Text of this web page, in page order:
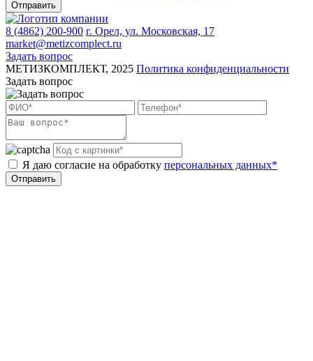
Отправить
8 (4862) 200-900 г. Орел, ул. Московская, 17
market@metizcomplect.ru
Задать вопрос
МЕТИЗКОМПЛЕКТ, 2025 Политика конфиденциальности
Задать вопрос
Я даю согласие на обработку персональных данных*
Отправить